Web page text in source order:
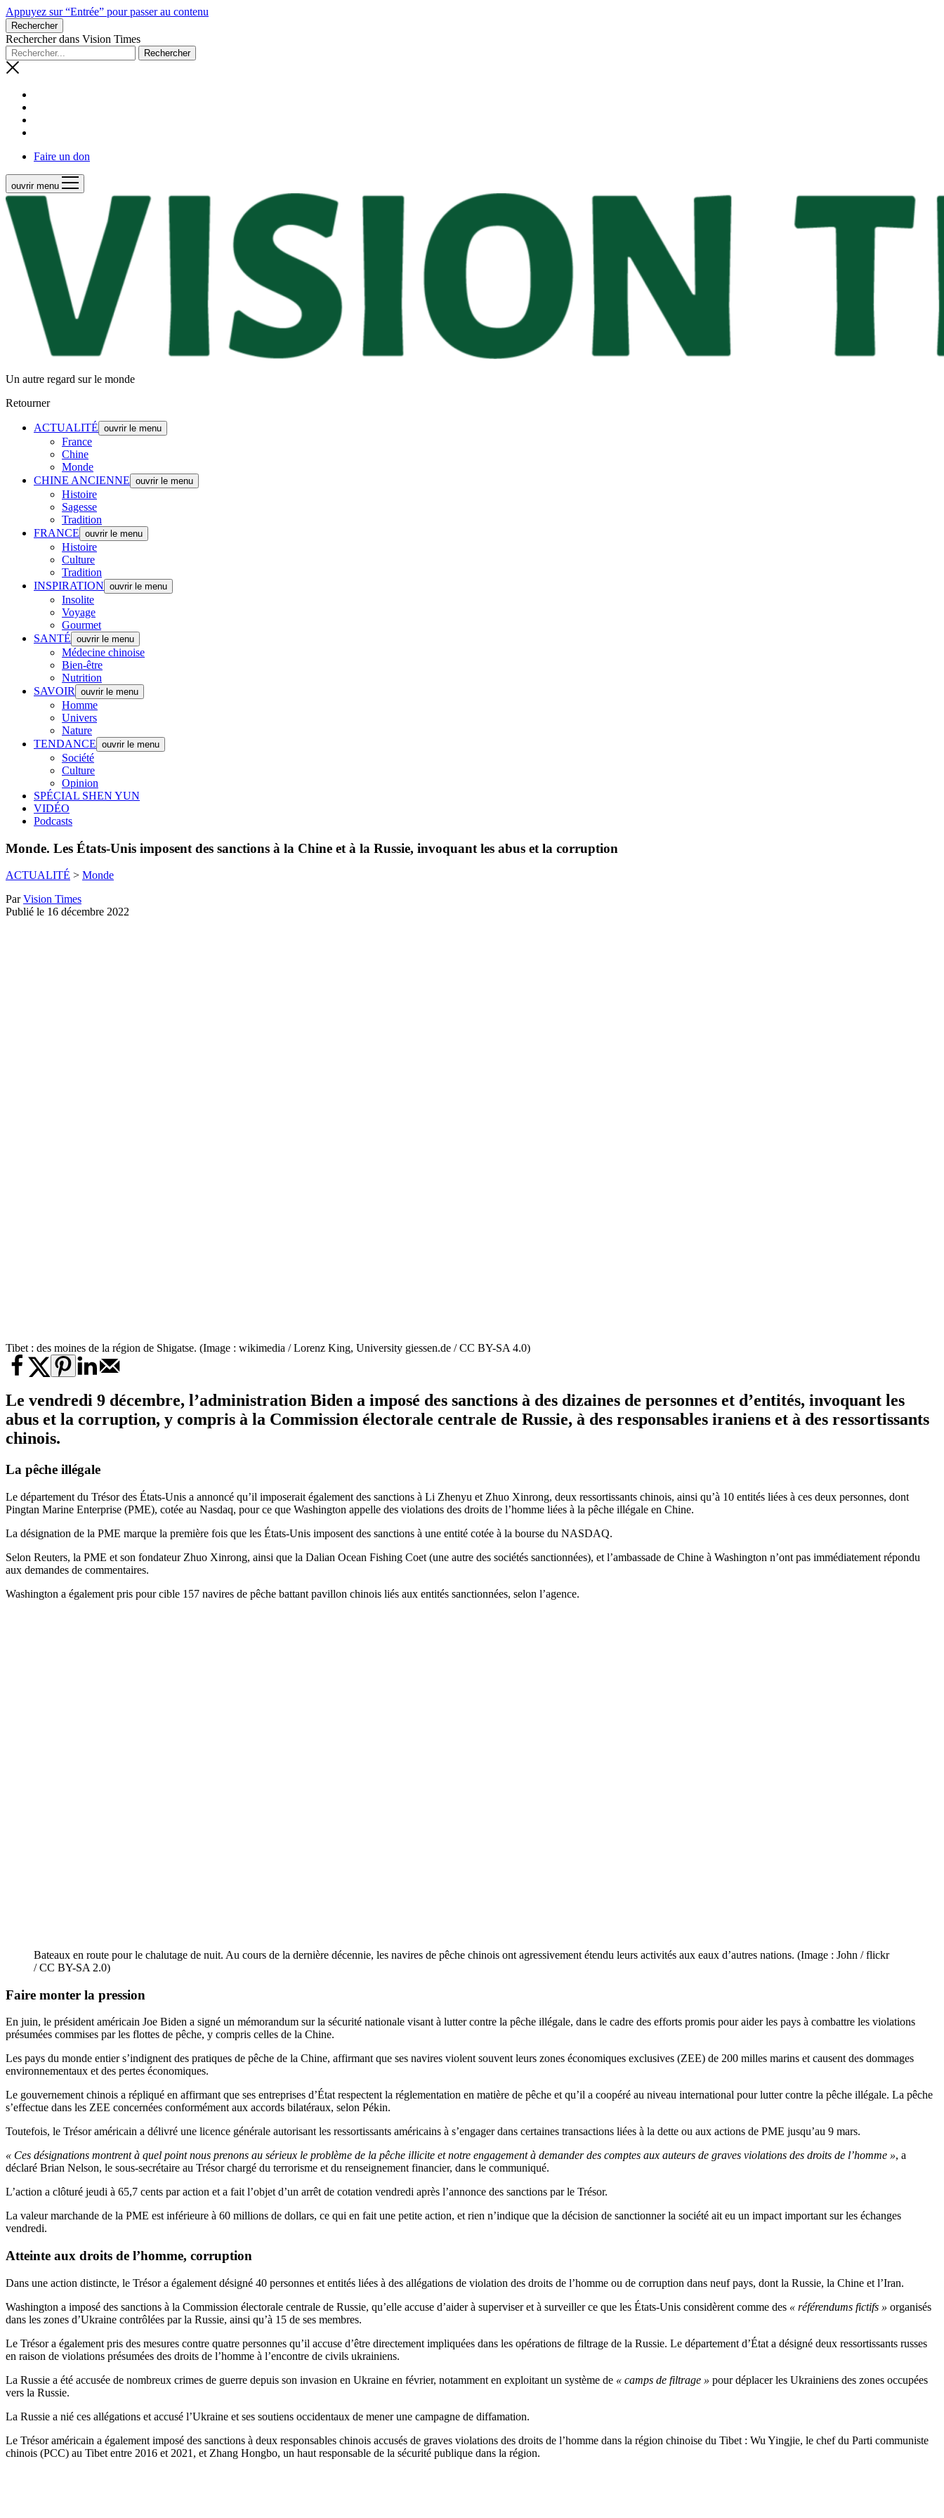
Appuyez sur “Entrée” pour passer au contenu
Rechercher
Rechercher dans Vision Times
Faire un don
ouvrir menu
Un autre regard sur le monde
Retourner
ACTUALITÉ ouvrir le menu
France
Chine
Monde
CHINE ANCIENNE ouvrir le menu
Histoire
Sagesse
Tradition
FRANCE ouvrir le menu
Histoire
Culture
Tradition
INSPIRATION ouvrir le menu
Insolite
Voyage
Gourmet
SANTÉ ouvrir le menu
Médecine chinoise
Bien-être
Nutrition
SAVOIR
ouvrir le menu
Homme
Univers
Nature
TENDANCE ouvrir le menu
Société
Culture
Opinion
SPÉCIAL SHEN YUN
VIDÉO
Podcasts
Monde. Les États-Unis imposent des sanctions à la Chine et à la Russie, invoquant les abus et la corruption
ACTUALITÉ > Monde
ParVision Times
Publié le 16 décembre 2022
Tibet : des moines de la région de Shigatse. (Image : wikimedia / Lorenz King, University giessen.de / CC BY-SA 4.0)
Le vendredi 9 décembre, l’administration Biden a imposé des sanctions à des dizaines de personnes et d’entités, invoquant les
abus et la corruption, y compris à la Commission électorale centrale de Russie, à des responsables iraniens et à des ressortissants
chinois.
La pêche illégale
Le département du Trésor des États-Unis a annoncé qu’il imposerait également des sanctions à Li Zhenyu et Zhuo Xinrong, deux ressortissants chinois, ainsi qu’à 10 entités liées à ces deux personnes, dont
Pingtan Marine Enterprise (PME), cotée au Nasdaq, pour ce que Washington appelle des violations des droits de l’homme liées à la pêche illégale en Chine.
La désignation de la PME marque la première fois que les États-Unis imposent des sanctions à une entité cotée à la bourse du NASDAQ.
Selon Reuters, la PME et son fondateur Zhuo Xinrong, ainsi que la Dalian Ocean Fishing Coet (une autre des sociétés sanctionnées), et l’ambassade de Chine à Washington n’ont pas immédiatement répondu
aux demandes de commentaires.
Washington a également pris pour cible 157 navires de pêche battant pavillon chinois liés aux entités sanctionnées, selon l’agence.
Bateaux en route pour le chalutage de nuit. Au cours de la dernière décennie, les navires de pêche chinois ont agressivement étendu leurs activités aux eaux d’autres nations. (Image : John / flickr
/ CC BY-SA 2.0)
Faire monter la pression
En juin, le président américain Joe Biden a signé un mémorandum sur la sécurité nationale visant à lutter contre la pêche illégale, dans le cadre des efforts promis pour aider les pays à combattre les violations
présumées commises par les flottes de pêche, y compris celles de la Chine.
Les pays du monde entier s’indignent des pratiques de pêche de la Chine, affirmant que ses navires violent souvent leurs zones économiques exclusives (ZEE) de 200 milles marins et causent des dommages
environnementaux et des pertes économiques.
Le gouvernement chinois a répliqué en affirmant que ses entreprises d’État respectent la réglementation en matière de pêche et qu’il a coopéré au niveau international pour lutter contre la pêche illégale. La pêche
s’effectue dans les ZEE concernées conformément aux accords bilatéraux, selon Pékin.
Toutefois, le Trésor américain a délivré une licence générale autorisant les ressortissants américains à s’engager dans certaines transactions liées à la dette ou aux actions de PME jusqu’au 9 mars.
« Ces désignations montrent à quel point nous prenons au sérieux le problème de la pêche illicite et notre engagement à demander des comptes aux auteurs de graves violations des droits de l’homme », a
déclaré Brian Nelson, le sous-secrétaire au Trésor chargé du terrorisme et du renseignement financier, dans le communiqué.
L’action a clôturé jeudi à 65,7 cents par action et a fait l’objet d’un arrêt de cotation vendredi après l’annonce des sanctions par le Trésor.
La valeur marchande de la PME est inférieure à 60 millions de dollars, ce qui en fait une petite action, et rien n’indique que la décision de sanctionner la société ait eu un impact important sur les échanges
vendredi.
Atteinte aux droits de l’homme, corruption
Dans une action distincte, le Trésor a également désigné 40 personnes et entités liées à des allégations de violation des droits de l’homme ou de corruption dans neuf pays, dont la Russie, la Chine et l’Iran.
Washington a imposé des sanctions à la Commission électorale centrale de Russie, qu’elle accuse d’aider à superviser et à surveiller ce que les États-Unis considèrent comme des « référendums fictifs » organisés
dans les zones d’Ukraine contrôlées par la Russie, ainsi qu’à 15 de ses membres.
Le Trésor a également pris des mesures contre quatre personnes qu’il accuse d’être directement impliquées dans les opérations de filtrage de la Russie. Le département d’État a désigné deux ressortissants russes
en raison de violations présumées des droits de l’homme à l’encontre de civils ukrainiens.
La Russie a été accusée de nombreux crimes de guerre depuis son invasion en Ukraine en février, notamment en exploitant un système de « camps de filtrage » pour déplacer les Ukrainiens des zones occupées
vers la Russie.
La Russie a nié ces allégations et accusé l’Ukraine et ses soutiens occidentaux de mener une campagne de diffamation.
Le Trésor américain a également imposé des sanctions à deux responsables chinois accusés de graves violations des droits de l’homme dans la région chinoise du Tibet : Wu Yingjie, le chef du Parti communiste
chinois (PCC) au Tibet entre 2016 et 2021, et Zhang Hongbo, un haut responsable de la sécurité publique dans la région.